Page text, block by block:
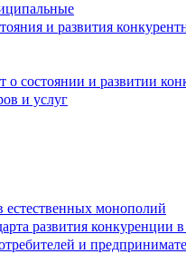
и развития
о состоянии и развитии
и услуг
естественных монополий
развития конкуренции
и